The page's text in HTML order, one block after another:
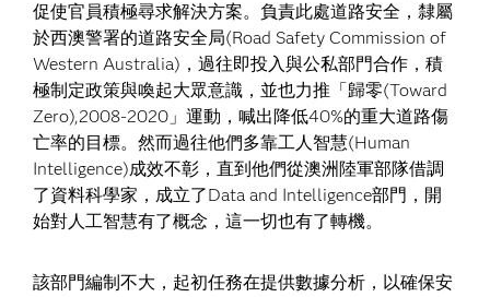
促使官員積極尋求解決方案。負責此處道路安全，隸屬
於西澳警署的道路安全局(Road Safety Commission of
Western Australia)，過往即投入與公私部門合作，積
極制定政策與喚起大眾意識，並也力推「歸零(Toward
Zero),2008-2020」運動，喊出降低40%的重大道路傷
亡率的目標。然而過往他們多靠工人智慧(Human
Intelligence)成效不彰，直到他們從澳洲陸軍部隊借調
了資料科學家，成立了Data and Intelligence部門，開
始對人工智慧有了概念，這一切也有了轉機。
該部門編制不大，起初任務在提供數據分析，以確保安